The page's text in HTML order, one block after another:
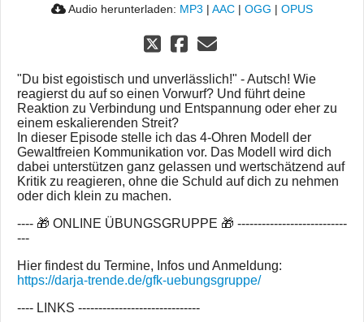
Audio herunterladen: MP3 | AAC | OGG | OPUS
"Du bist egoistisch und unverlässlich!" - Autsch! Wie
reagierst du auf so einen Vorwurf? Und führt deine
Reaktion zu Verbindung und Entspannung oder eher zu
einem eskalierenden Streit?
In dieser Episode stelle ich das 4-Ohren Modell der
Gewaltfreien Kommunikation vor. Das Modell wird dich
dabei unterstützen ganz gelassen und wertschätzend auf
Kritik zu reagieren, ohne die Schuld auf dich zu nehmen
oder dich klein zu machen.
---- 🎁 ONLINE ÜBUNGSGRUPPE 🎁 ---------------------------
---
Hier findest du Termine, Infos und Anmeldung:
https://darja-trende.de/gfk-uebungsgruppe/
---- LINKS ------------------------------